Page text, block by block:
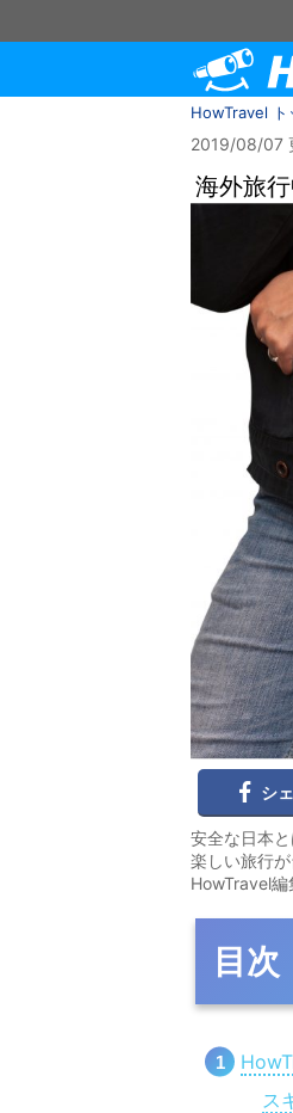
HowTravel ト
2019/08/07
海外旅
シ
安全な日本
楽しい旅行
HowTravel編
目次
ス